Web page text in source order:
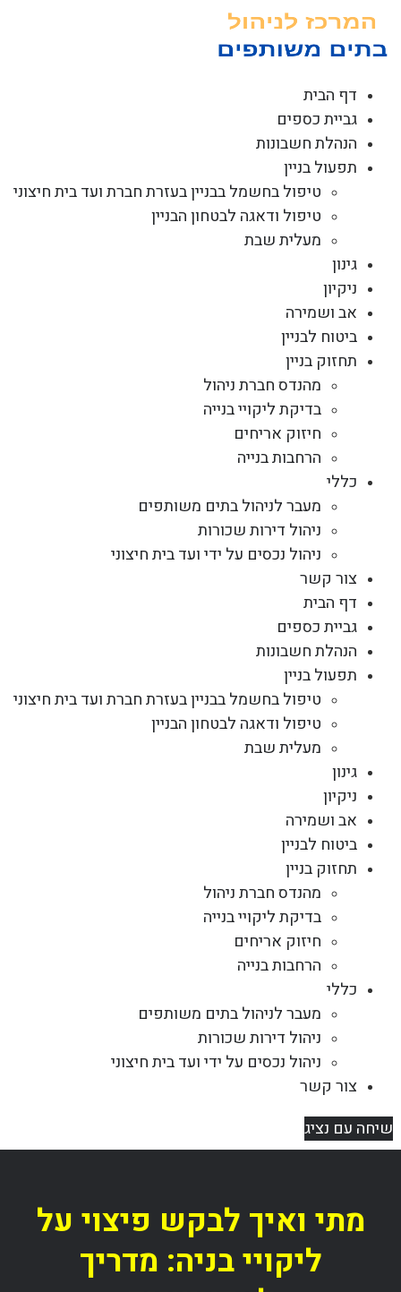
דף הבית
גביית כספים
הנהלת חשבונות
תפעול בניין
טיפול בחשמל בבניין בעזרת חברת ועד בית חיצוני
טיפול ודאגה לבטחון הבניין
מעלית שבת
גינון
ניקיון
אב ושמירה
ביטוח לבניין
תחזוק בניין
מהנדס חברת ניהול
בדיקת ליקויי בנייה
חיזוק אריחים
הרחבות בנייה
כללי
מעבר לניהול בתים משותפים
ניהול דירות שכורות
ניהול נכסים על ידי ועד בית חיצוני
צור קשר
דף הבית
גביית כספים
הנהלת חשבונות
תפעול בניין
טיפול בחשמל בבניין בעזרת חברת ועד בית חיצוני
טיפול ודאגה לבטחון הבניין
מעלית שבת
גינון
ניקיון
אב ושמירה
ביטוח לבניין
תחזוק בניין
מהנדס חברת ניהול
בדיקת ליקויי בנייה
חיזוק אריחים
הרחבות בנייה
כללי
מעבר לניהול בתים משותפים
ניהול דירות שכורות
ניהול נכסים על ידי ועד בית חיצוני
צור קשר
שיחה עם נציג
מתי ואיך לבקש פיצוי על
ליקויי בניה: מדריך